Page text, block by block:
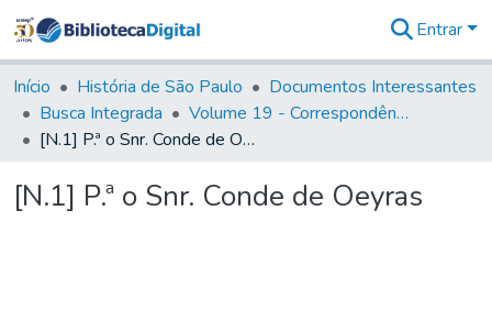
&
Coleções
Tudo na
Biblioteca
Estatísticas
Entrar
Início História de São Paulo
Documentos Interessantes
Busca Integrada
Volume 19 - Correspondência do Capital General D. Luiz Antonio de Souza (1767- 70)
[N.1] P.ª o Snr. Conde de Oeyras
[N.1] P.ª o Snr. Conde de Oeyras